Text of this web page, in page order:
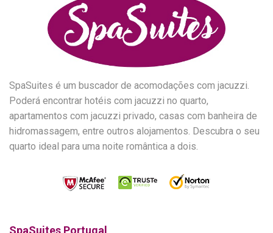
SpaSuites é um buscador de acomodações com jacuzzi.
Poderá encontrar hotéis com jacuzzi no quarto,
apartamentos com jacuzzi privado, casas com banheira de
hidromassagem, entre outros alojamentos. Descubra o seu
quarto ideal para uma noite romântica a dois.